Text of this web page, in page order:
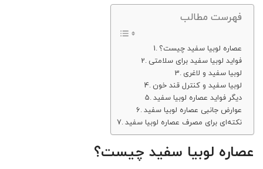
فهرست مطالب
عصاره لوبیا سفید چیست؟
فواید لوبیا سفید برای سلامتی
لوبیا سفید و لاغری
لوبیا سفید و کنترل قند خون
دیگر فواید عصاره لوبیا سفید
عوارض جانبی عصاره لوبیا سفید
نکته‌ای برای مصرف عصاره لوبیا سفید
عصاره لوبیا سفید چیست؟